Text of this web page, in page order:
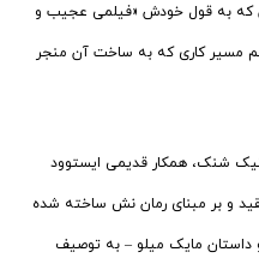
که به قول خودش «فیلمی عجیب و
مسیر کاری که به ساخت آن منجر
نیک شنک، همکار قدیمی ایستوود
و بر مبنای رمان نش ساخته شده
۱۹۷۹ روی می‌دهد و داستان مایک میلو – به توصیف